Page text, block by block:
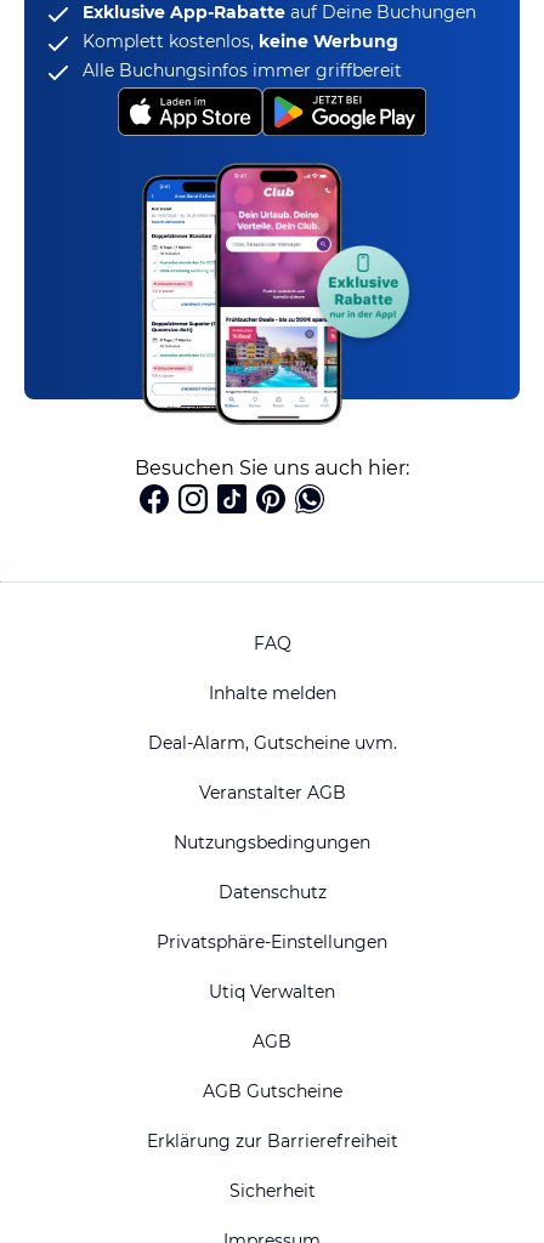
Exklusive App-Rabatte auf Deine Buchungen
Komplett kostenlos, keine Werbung
Alle Buchungsinfos immer griffbereit
Besuchen Sie uns auch hier:
FAQ
Inhalte melden
Deal-Alarm, Gutscheine uvm.
Veranstalter AGB
Nutzungsbedingungen
Datenschutz
Privatsphäre-Einstellungen
Utiq Verwalten
AGB
AGB Gutscheine
Erklärung zur Barrierefreiheit
Sicherheit